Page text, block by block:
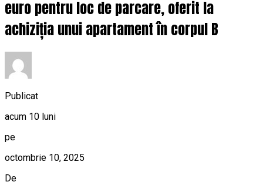
euro pentru loc de parcare, oferit la
achiziția unui apartament în corpul B
Publicat
acum 10 luni
pe
octombrie 10, 2025
De